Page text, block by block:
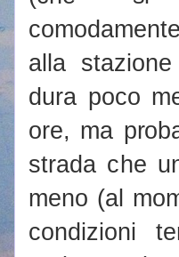
alla
dura poco
ore, ma
strada che
meno (al
condizioni